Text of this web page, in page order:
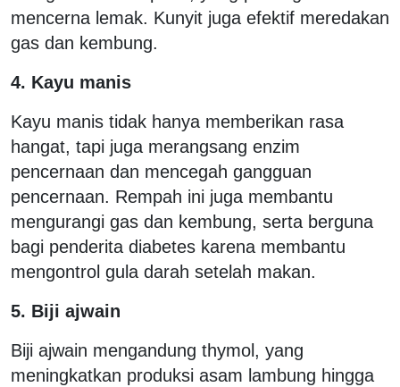
mencerna lemak. Kunyit juga efektif meredakan
gas dan kembung.
4. Kayu manis
Kayu manis tidak hanya memberikan rasa
hangat, tapi juga merangsang enzim
pencernaan dan mencegah gangguan
pencernaan. Rempah ini juga membantu
mengurangi gas dan kembung, serta berguna
bagi penderita diabetes karena membantu
mengontrol gula darah setelah makan.
5. Biji ajwain
Biji ajwain mengandung thymol, yang
meningkatkan produksi asam lambung hingga